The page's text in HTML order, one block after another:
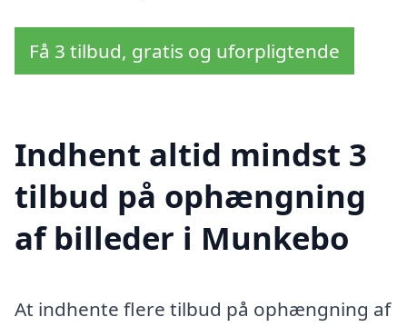
Få 3 tilbud, gratis og uforpligtende
Indhent altid mindst 3
tilbud på ophængning
af billeder i Munkebo
At indhente flere tilbud på ophængning af